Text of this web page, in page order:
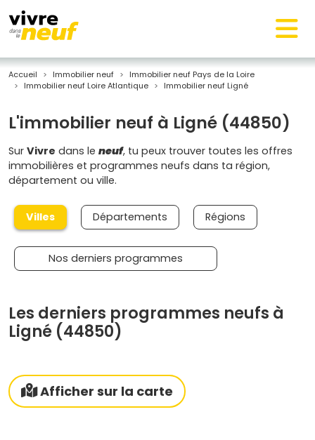
Accueil Immobilier neuf
Immobilier neuf Pays de la Loire
Immobilier neuf Loire Atlantique
Immobilier neuf Ligné
L'immobilier neuf à Ligné (44850)
Sur Vivre dans le neuf, tu peux trouver toutes les offres
immobilières et programmes neufs dans ta région,
département ou ville.
Villes Départements Régions
Nos derniers programmes
Les derniers programmes neufs à
Ligné (44850)
Afficher sur la carte